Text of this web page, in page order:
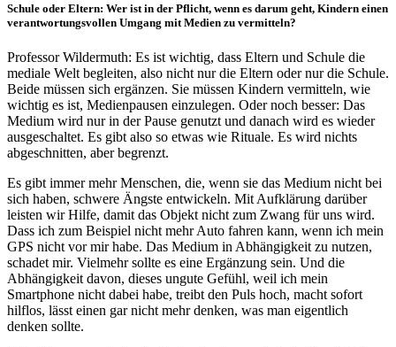
Schule oder Eltern: Wer ist in der Pflicht, wenn es darum geht, Kindern einen
verantwortungsvollen Umgang mit Medien zu vermitteln?
Professor Wildermuth: Es ist wichtig, dass Eltern und Schule die
mediale Welt begleiten, also nicht nur die Eltern oder nur die Schule.
Beide müssen sich ergänzen. Sie müssen Kindern vermitteln, wie
wichtig es ist, Medienpausen einzulegen. Oder noch besser: Das
Medium wird nur in der Pause genutzt und danach wird es wieder
ausgeschaltet. Es gibt also so etwas wie Rituale. Es wird nichts
abgeschnitten, aber begrenzt.
Es gibt immer mehr Menschen, die, wenn sie das Medium nicht bei
sich haben, schwere Ängste entwickeln. Mit Aufklärung darüber
leisten wir Hilfe, damit das Objekt nicht zum Zwang für uns wird.
Dass ich zum Beispiel nicht mehr Auto fahren kann, wenn ich mein
GPS nicht vor mir habe. Das Medium in Abhängigkeit zu nutzen,
schadet mir. Vielmehr sollte es eine Ergänzung sein. Und die
Abhängigkeit davon, dieses ungute Gefühl, weil ich mein
Smartphone nicht dabei habe, treibt den Puls hoch, macht sofort
hilflos, lässt einen gar nicht mehr denken, was man eigentlich
denken sollte.